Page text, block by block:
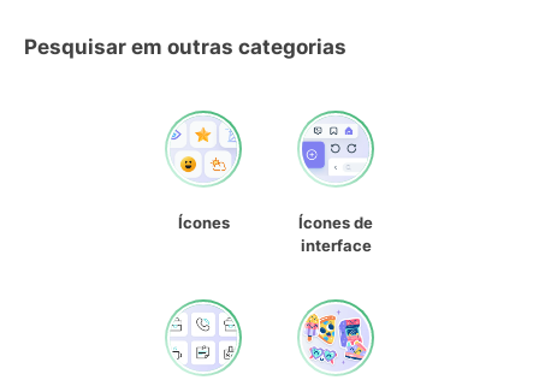
Pesquisar em outras categorias
Ícones
Ícones de
interface